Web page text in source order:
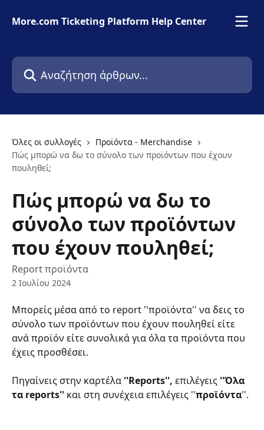
More.com Ticketing Platform Help Center
Αναζήτηση άρθρων...
Όλες οι συλλογές
Προϊόντα - Merchandise
Πώς μπορώ να δω το σύνολο των προϊόντων που έχουν
πουληθεί;
Πώς μπορώ να δω το
σύνολο των προϊόντων
που έχουν πουληθεί;
Report προϊόντα
2 Ιουλίου 2024
Μπορείς μέσα από το report ''προϊόντα'' να δεις το
σύνολο των προϊόντων που έχουν πουληθεί είτε
ανά προϊόν είτε συνολικά για όλα τα προϊόντα που
έχεις προσθέσει.
Πηγαίνεις στην καρτέλα ''Reports'', επιλέγεις ''Όλα
τα reports'' και στη συνέχεια επιλέγεις ''προϊόντα''.